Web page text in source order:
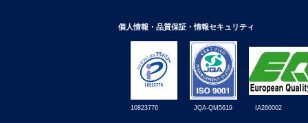
個人情報・品質保証・情報セキュリティ
10823776 IA260002